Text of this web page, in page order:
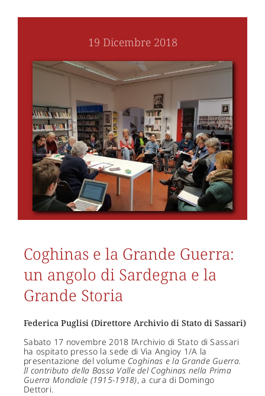
19 Dicembre 2018
Coghinas e la Grande Guerra:
un angolo di Sardegna e la
Grande Storia
Federica Puglisi (Direttore Archivio di Stato di Sassari)
Sabato 17 novembre 2018 l’Archivio di Stato di Sassari
ha ospitato presso la sede di Via Angioy 1/A la
presentazione del volume Coghinas e la Grande Guerra.
Il contributo della Bassa Valle del Coghinas nella Prima
Guerra Mondiale (1915-1918), a cura di Domingo
Dettori.